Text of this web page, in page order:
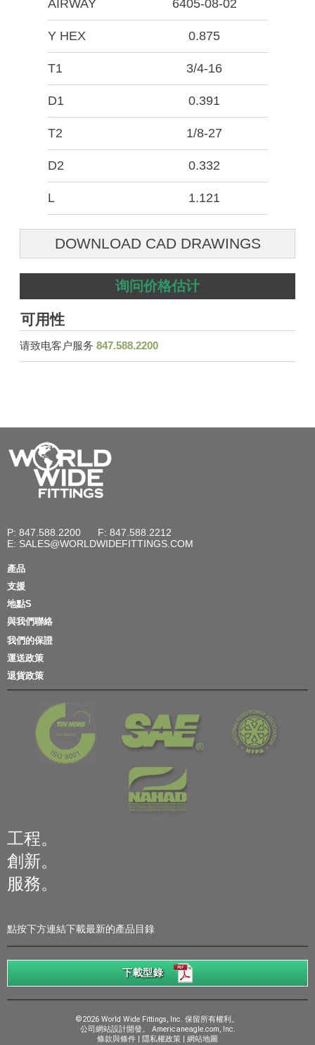
AIRWAY 6405-08-02
Y HEX 0.875
T1 3/4-16
D1 0.391
T2 1/8-27
D2 0.332
L 1.121
DOWNLOAD CAD DRAWINGS
询问价格估计
可用性
请致电客户服务 847.588.2200
P: 847.588.2200
F: 847.588.2212
E: SALES@WORLDWIDEFITTINGS.COM
產品
支援
地點S
與我們聯絡
我們的保證
運送政策
退貨政策
工程。
創新。
服務。
點按下方連結下載最新的產品目錄
下載型錄
©2026 World Wide Fittings, Inc. 保留所有權利。
公司網站設計開發。 Americaneagle.com, Inc.
條款與條件 | 隱私權政策 | 網站地圖